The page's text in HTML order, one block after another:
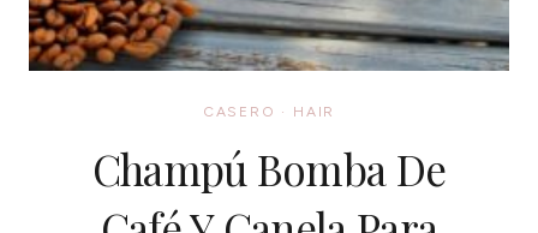
CASERO · HAIR
Champú Bomba De